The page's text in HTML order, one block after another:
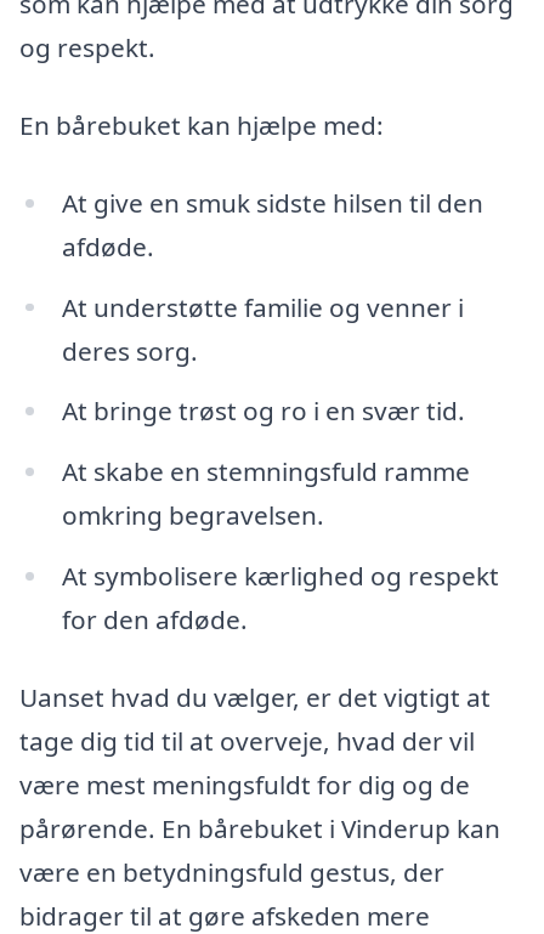
og respekt.
En bårebuket kan hjælpe med:
At give en smuk sidste hilsen til den
afdøde.
At understøtte familie og venner i
deres sorg.
At bringe trøst og ro i en svær tid.
At skabe en stemningsfuld ramme
omkring begravelsen.
At symbolisere kærlighed og respekt
for den afdøde.
Uanset hvad du vælger, er det vigtigt at
tage dig tid til at overveje, hvad der vil
være mest meningsfuldt for dig og de
pårørende. En bårebuket i Vinderup kan
være en betydningsfuld gestus, der
bidrager til at gøre afskeden mere